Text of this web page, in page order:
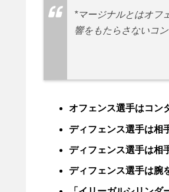
*マージナルとはオフ
響をもたらさないコ
オフェンス選手はコン
ディフェンス選手は相
ディフェンス選手は相
ディフェンス選手は腕